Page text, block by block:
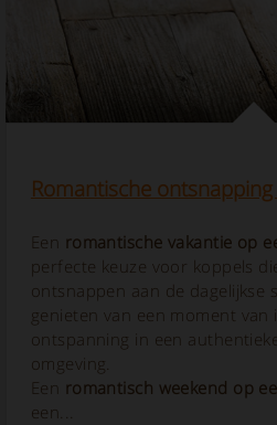
Romantische
Een romantische vakantie op
perfecte keuze voor koppels
ontsnappen aan de dagelijkse
genieten van een moment van
ontspanning in een
omgeving.
Een romantisch weekend op
een...